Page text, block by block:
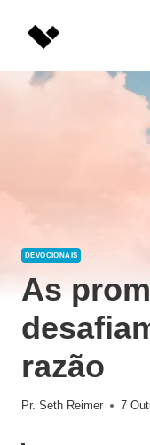
DEVOCIONAIS
As
razão
Pr. Seth Reimer 7